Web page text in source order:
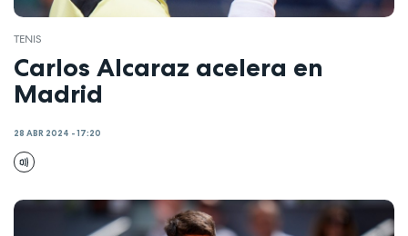
TENIS
Carlos Alcaraz acelera en
Madrid
28 ABR 2024 - 17:20